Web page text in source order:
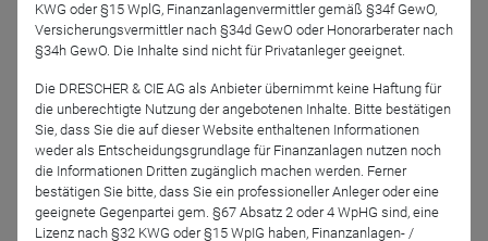
wir bedeutende langfristige Anlagechancen sehen. Anhand
von Investmentbeispielen werden wir Ihnen in unserem
Webinar zeigen, warum Wachstum und Nachhaltigkeit sich
nicht ausschließen.
Unsere Sprecherin Belinda Gan wird ihre Ausführungen in
englischer Sprache machen, jedoch werden die Moderation
und die Zusammenfassung von Johannes Böhme sowie
KWG oder §15 WplG, Finanzanlagenvermittler gemäß §34f GewO,
Versicherungsvermittler nach §34d GewO oder Honorarberater nach
§34h GewO. Die Inhalte sind nicht für Privatanleger geeignet.
Die DRESCHER & CIE AG als Anbieter übernimmt keine Haftung für
die unberechtigte Nutzung der angebotenen Inhalte. Bitte bestätigen
Sie, dass Sie die auf dieser Website enthaltenen Informationen
weder als Entscheidungsgrundlage für Finanzanlagen nutzen noch
die Informationen Dritten zugänglich machen werden. Ferner
bestätigen Sie bitte, dass Sie ein professioneller Anleger oder eine
geeignete Gegenpartei gem. §67 Absatz 2 oder 4 WpHG sind, eine
Lizenz nach §32 KWG oder §15 WpIG haben, Finanzanlagen- /